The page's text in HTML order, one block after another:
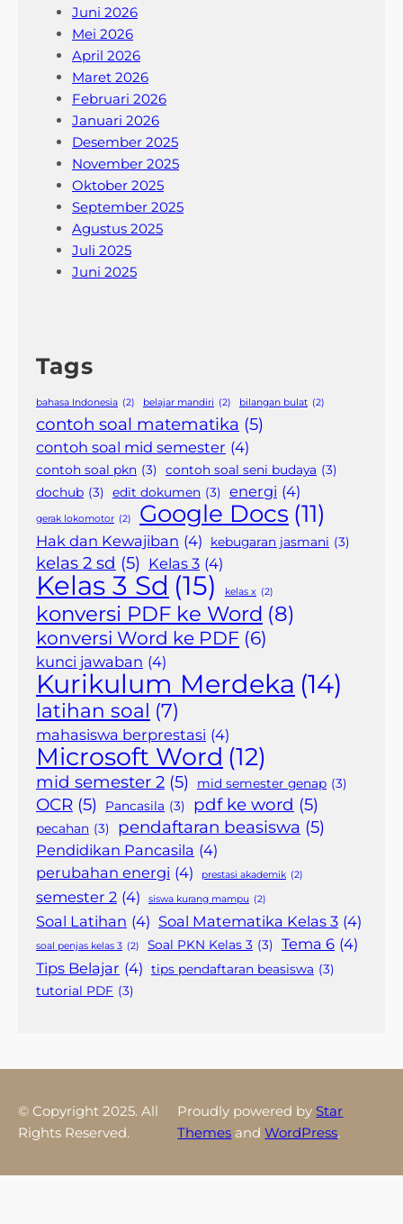
Juni 2026
Mei 2026
April 2026
Maret 2026
Februari 2026
Januari 2026
Desember 2025
November 2025
Oktober 2025
September 2025
Agustus 2025
Juli 2025
Juni 2025
Tags
bahasa Indonesia (2) belajar mandiri (2) bilangan bulat (2)
contoh soal matematika (5)
contoh soal mid semester (4)
contoh soal pkn (3) contoh soal seni budaya (3)
dochub (3) edit dokumen (3) energi (4)
gerak lokomotor (2) Google Docs (11)
Hak dan Kewajiban (4) kebugaran jasmani (3)
kelas 2 sd (5) Kelas 3 (4)
Kelas 3 Sd (15) kelas x (2)
konversi PDF ke Word (8)
konversi Word ke PDF (6)
kunci jawaban (4)
Kurikulum Merdeka (14)
latihan soal (7)
mahasiswa berprestasi (4)
Microsoft Word (12)
mid semester 2 (5) mid semester genap (3)
OCR (5) Pancasila (3) pdf ke word (5)
pecahan (3) pendaftaran beasiswa (5)
Pendidikan Pancasila (4)
perubahan energi (4) prestasi akademik (2)
semester 2 (4) siswa kurang mampu (2)
Soal Latihan (4) Soal Matematika Kelas 3 (4)
soal penjas kelas 3 (2) Soal PKN Kelas 3 (3) Tema 6 (4)
Tips Belajar (4) tips pendaftaran beasiswa (3)
tutorial PDF (3)
© Copyright 2025. All
Rights Reserved.
Proudly powered by Star
Themes andWordPress.